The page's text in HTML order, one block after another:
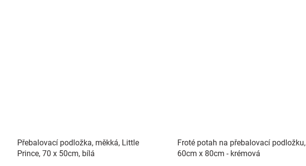
Přebalovací podložka, měkká, Little
Prince, 70 x 50cm, bílá
Froté potah na přebalovací podložku,
60cm x 80cm - krémová